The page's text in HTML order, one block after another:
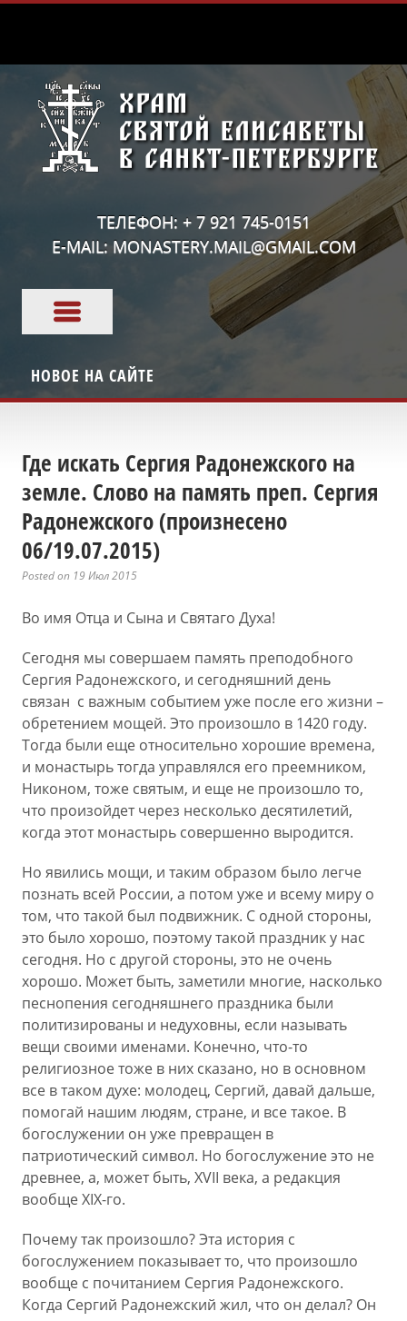
ТЕЛЕФОН: + 7 921 745-0151
E-MAIL: MONASTERY.MAIL@GMAIL.COM
НОВОЕ НА САЙТЕ
Где искать Сергия Радонежского на
земле. Слово на память преп. Сергия
Радонежского (произнесено
06/19.07.2015)
Posted on 19 Июл 2015
Во имя Отца и Сына и Святаго Духа!
Сегодня мы совершаем память преподобного
Сергия Радонежского, и сегодняшний день
связан с важным событием уже после его жизни –
обретением мощей. Это произошло в 1420 году.
Тогда были еще относительно хорошие времена,
и монастырь тогда управлялся его преемником,
Никоном, тоже святым, и еще не произошло то,
что произойдет через несколько десятилетий,
когда этот монастырь совершенно выродится.
Но явились мощи, и таким образом было легче
познать всей России, а потом уже и всему миру о
том, что такой был подвижник. С одной стороны,
это было хорошо, поэтому такой праздник у нас
сегодня. Но с другой стороны, это не очень
хорошо. Может быть, заметили многие, насколько
песнопения сегодняшнего праздника были
политизированы и недуховны, если называть
вещи своими именами. Конечно, что-то
религиозное тоже в них сказано, но в основном
все в таком духе: молодец, Сергий, давай дальше,
помогай нашим людям, стране, и все такое. В
богослужении он уже превращен в
патриотический символ. Но богослужение это не
древнее, а, может быть, XVII века, а редакция
вообще XIX-го.
Почему так произошло? Эта история с
богослужением показывает то, что произошло
вообще с почитанием Сергия Радонежского.
Когда Сергий Радонежский жил, что он делал? Он